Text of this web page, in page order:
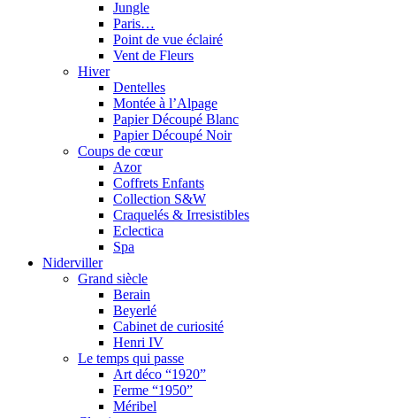
Jungle
Paris…
Point de vue éclairé
Vent de Fleurs
Hiver
Dentelles
Montée à l’Alpage
Papier Découpé Blanc
Papier Découpé Noir
Coups de cœur
Azor
Coffrets Enfants
Collection S&W
Craquelés & Irresistibles
Eclectica
Spa
Niderviller
Grand siècle
Berain
Beyerlé
Cabinet de curiosité
Henri IV
Le temps qui passe
Art déco “1920”
Ferme “1950”
Méribel